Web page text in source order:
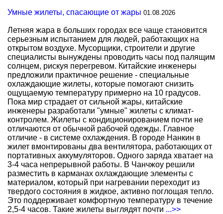
Умные жилеты, спасающие от жары 01.08.2026
Летняя жара в больших городах все чаще становится
серьезным испытанием для людей, работающих на
открытом воздухе. Мусорщики, строители и другие
специалисты вынуждены проводить часы под палящим
солнцем, рискуя перегревом. Китайские инженеры
предложили практичное решение - специальные
охлаждающие жилеты, которые помогают снизить
ощущаемую температуру примерно на 10 градусов.
Пока мир страдает от сильной жары, китайские
инженеры разработали "умные" жилеты с климат-
контролем. Жилеты с кондиционированием почти не
отличаются от обычной рабочей одежды. Главное
отличие - в системе охлаждения. В городе Нанкин в
жилет вмонтированы два вентилятора, работающих от
портативных аккумуляторов. Одного заряда хватает на
3-4 часа непрерывной работы. В Чанчжоу решили
разместить в карманах охлаждающие элементы с
материалом, который при нагревании переходит из
твердого состояния в жидкое, активно поглощая тепло.
Это поддерживает комфортную температуру в течение
2,5-4 часов. Такие жилеты выглядят почти ...>>